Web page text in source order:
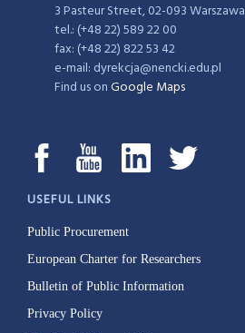
3 Pasteur Street, 02-093 Warszawa
tel.: (+48 22) 589 22 00
fax: (+48 22) 822 53 42
e-mail: dyrekcja@nencki.edu.pl
Find us onGoogle Maps
USEFUL LINKS
Public Procurement
European Charter for Researchers
Bulletin of Public Information
Privacy Policy